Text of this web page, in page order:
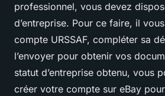
professionnel, vous devez
d’entreprise. Pour ce faire, il
compte URSSAF, compléter sa
l’envoyer pour obtenir vos
statut d’entreprise obtenu, vous
créer votre compte sur eBay